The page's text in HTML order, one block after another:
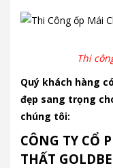
Thi
Quý khách hàng
đẹp sang trọng
chúng tôi:
CÔNG TY CỔ
THẤT